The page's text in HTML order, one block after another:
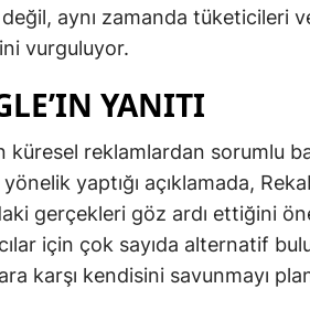
aynı zamanda tüketicileri
vurguluyor.
YANITI
küresel reklamlardan sorumlu
yaptığı açıklamada,
gerçekleri göz ardı ettiğini
için çok sayıda alternatif
karşı kendisini savunmayı